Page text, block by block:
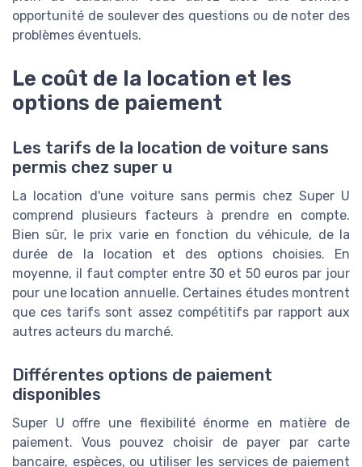
opportunité de soulever des questions ou de noter des
problèmes éventuels.
Le coût de la location et les
options de paiement
Les tarifs de la location de voiture sans
permis chez super u
La location d'une voiture sans permis chez Super U
comprend plusieurs facteurs à prendre en compte.
Bien sûr, le prix varie en fonction du véhicule, de la
durée de la location et des options choisies. En
moyenne, il faut compter entre 30 et 50 euros par jour
pour une location annuelle. Certaines études montrent
que ces tarifs sont assez compétitifs par rapport aux
autres acteurs du marché.
Différentes options de paiement
disponibles
Super U offre une flexibilité énorme en matière de
paiement. Vous pouvez choisir de payer par carte
bancaire, espèces, ou utiliser les services de paiement